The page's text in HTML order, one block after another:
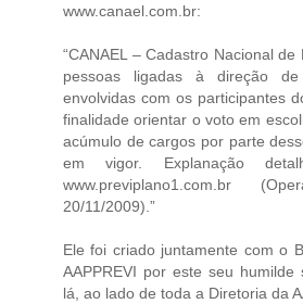
www.canael.com.br:
“CANAEL – Cadastro Nacional
pessoas ligadas à direção de
envolvidas com os participantes
finalidade orientar o voto em
acúmulo de cargos por parte
em vigor. Explanação
www.previplano1.com.br
20/11/2009).”
Ele foi criado juntamente com o
AAPPREVI por este seu humilde
lá, ao lado de toda a Diretoria da